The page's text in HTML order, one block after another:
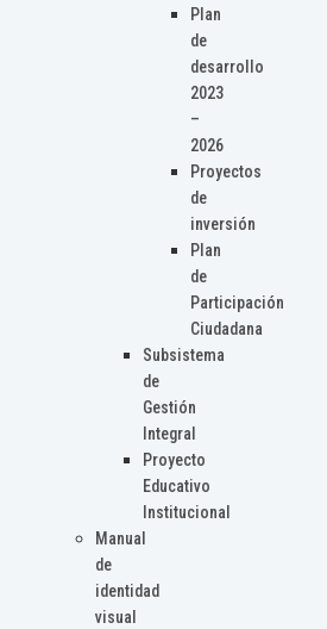
Plan
de
desarrollo
2023
–
2026
Proyectos
de
inversión
Plan
de
Participación
Ciudadana
Subsistema
de
Gestión
Integral
Proyecto
Educativo
Institucional
Manual
de
identidad
visual